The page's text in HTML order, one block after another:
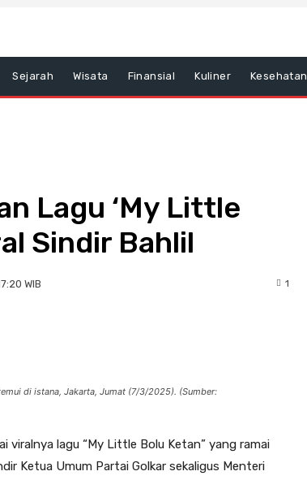
Sejarah Wisata Finansial Kuliner Kesehatan
Lagu ‘My Little
Sindir Bahlil
WIB 1
di istana, Jakarta, Jumat (7/3/2025). (Sumber:
viralnya lagu “My Little Bolu Ketan” yang ramai
Ketua Umum Partai Golkar sekaligus Menteri